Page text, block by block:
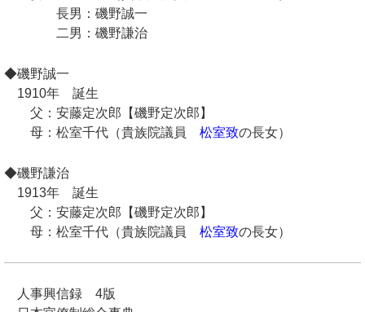
長男：磯野誠一
二男：磯野謙治
◆磯野誠一
1910年 誕生
父：安藤定次郎【磯野定次郎】
母：松室千代（貴族院議員 松室致の長女）
◆磯野謙治
1913年 誕生
父：安藤定次郎【磯野定次郎】
母：松室千代（貴族院議員 松室致の長女）
人事興信録 4版